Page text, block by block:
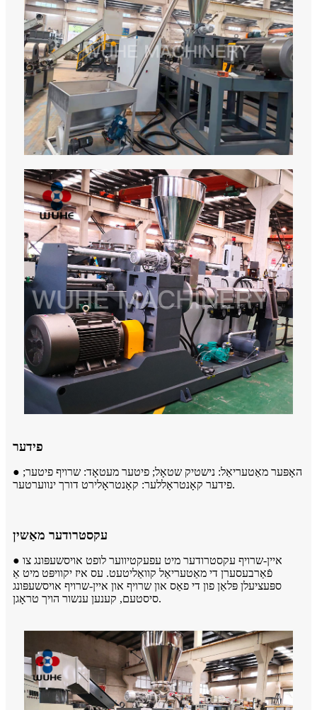
פידער
● האָפּער מאַטעריאַל: נישטיק שטאָל; פיטער מעטאָד: שרויף פיטער;
פידער קאָנטראָללער: קאָנטראָלירט דורך ינווערטער.
עקסטרודער מאַשין
● איין-שרויף עקסטרודער מיט עפעקטיווער לופט אויסשעפּונג צו
פֿאַרבעסערן די מאַטעריאַל קוואַליטעט. עס איז יקוויפּט מיט אַ
ספּעציעלן פּלאַן פון די פאַס און שרויף און איין-שרויף אויסשעפּונג
סיסטעם, קענען ענשור הויך טראָגן.